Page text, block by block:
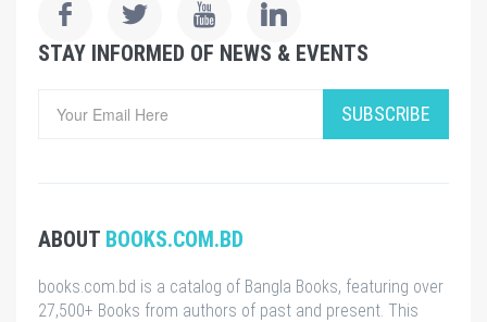
STAY INFORMED OF NEWS & EVENTS
SUBSCRIBE
ABOUT BOOKS.COM.BD
books.com.bd is a catalog of Bangla Books, featuring over
27,500+ Books from authors of past and present. This